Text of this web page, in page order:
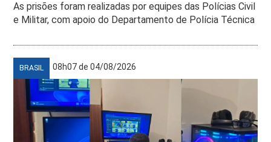
As prisões foram realizadas por equipes das Polícias Civil
e Militar, com apoio do Departamento de Polícia Técnica
BRASIL 08h07 de 04/08/2026